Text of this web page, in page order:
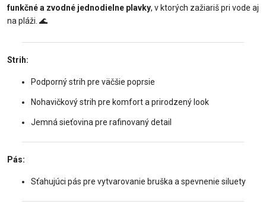
funkčné a zvodné jednodielne plavky, v ktorých zažiariš pri vode aj
na pláži. 🌊
Strih:
Podporný strih pre väčšie poprsie
Nohavičkový strih pre komfort a prirodzený look
Jemná sieťovina pre rafinovaný detail
Pás:
Sťahujúci pás pre vytvarovanie bruška a spevnenie siluety